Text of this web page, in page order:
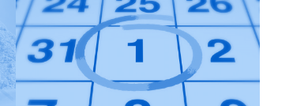
all'area di Hochfügen, offre
opportunità senza precedenti per
sviluppare il più grande evento B2B di
snowboard in Europa e portare i test
sulla neve ad un livello
successivo.Segnate sul calendario: le
date restano dal 19 al 21 gennaio